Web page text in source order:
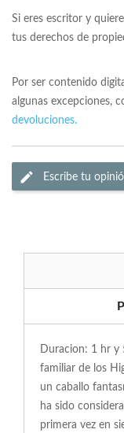
Si eres escritor y
tus derechos de
Por ser contenido
algunas excepciones,
devoluciones.
Escribe tu
Duracion: 1 hr y
familiar de los
un caballo
ha sido
primera vez en